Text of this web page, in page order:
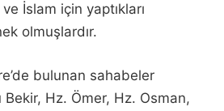
İslam için yaptıkları
olmuşlardır.
bulunan sahabeler
Bekir, Hz. Ömer, Hz. Osman,